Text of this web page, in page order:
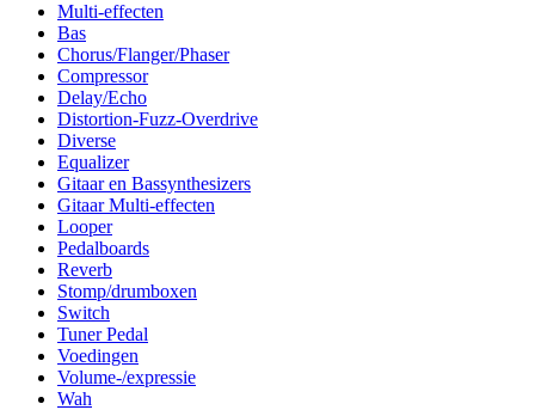
Multi-effecten
Bas
Chorus/Flanger/Phaser
Compressor
Delay/Echo
Distortion-Fuzz-Overdrive
Diverse
Equalizer
Gitaar en Bassynthesizers
Gitaar Multi-effecten
Looper
Pedalboards
Reverb
Stomp/drumboxen
Switch
Tuner Pedal
Voedingen
Volume-/expressie
Wah